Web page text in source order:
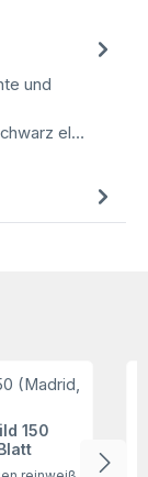
und
el…
150